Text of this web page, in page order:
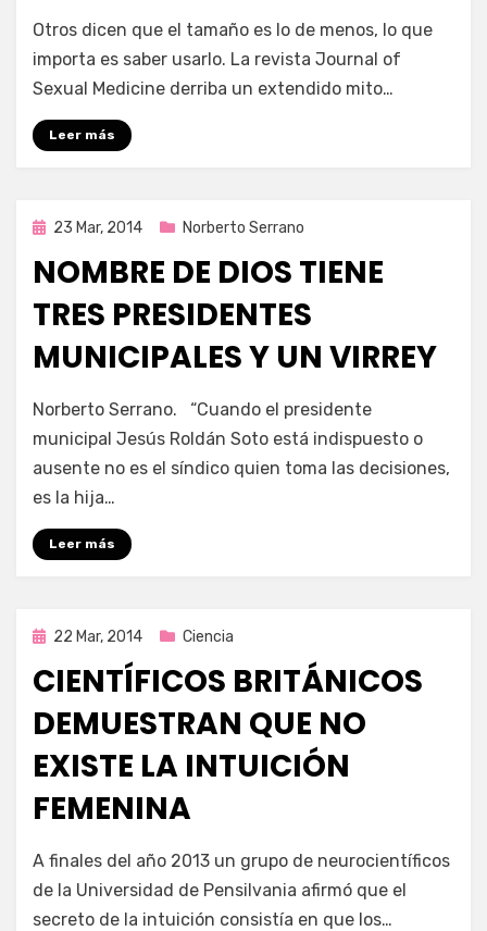
Enrique
Otros dicen que el tamaño es lo de menos, lo que
importa es saber usarlo. La revista Journal of
Sexual Medicine derriba un extendido mito…
Leer más
Publicada
23 Mar, 2014 Norberto Serrano
NOMBRE DE DIOS TIENE
TRES PRESIDENTES
MUNICIPALES Y UN VIRREY
por Enrique
Norberto Serrano. “Cuando el presidente
municipal Jesús Roldán Soto está indispuesto o
ausente no es el síndico quien toma las decisiones,
es la hija…
Leer más
Publicada
22 Mar, 2014 Ciencia
CIENTÍFICOS BRITÁNICOS
DEMUESTRAN QUE NO
EXISTE LA INTUICIÓN
FEMENINA
por Enrique
A finales del año 2013 un grupo de neurocientíficos
de la Universidad de Pensilvania afirmó que el
secreto de la intuición consistía en que los…